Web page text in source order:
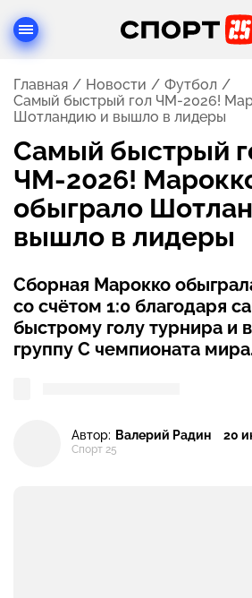
Главная Новости
Футбол
Самый быстрый гол ЧМ-2026!
Шотландию и вышло в лидеры
Самый быстрый
ЧМ-2026!
обыграло
вышло в лидеры
Сборная Марокко
со счётом 1:0 благодаря
быстрому голу турнира и
группу C чемпионата
Автор: Валерий Радин
Спорт 25
20